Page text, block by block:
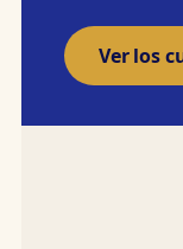
Ver los